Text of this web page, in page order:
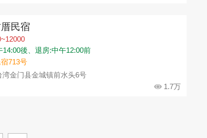
民宿
14:00後、退房:中午12:00前
713号
湾金门县金城镇前水头6号
1.7万